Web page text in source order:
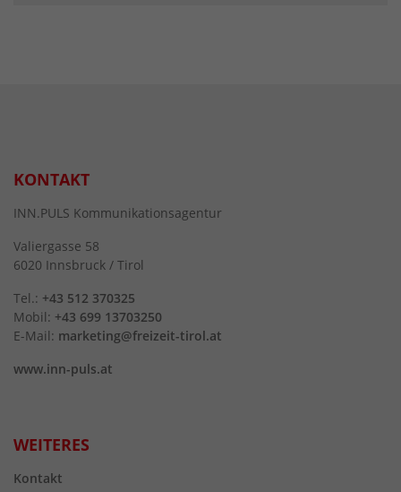
KONTAKT
INN.PULS Kommunikationsagentur
Valiergasse 58
6020 Innsbruck / Tirol
Tel.: +43 512 370325
Mobil: +43 699 13703250
E-Mail: marketing@freizeit-tirol.at
www.inn-puls.at
WEITERES
Kontakt